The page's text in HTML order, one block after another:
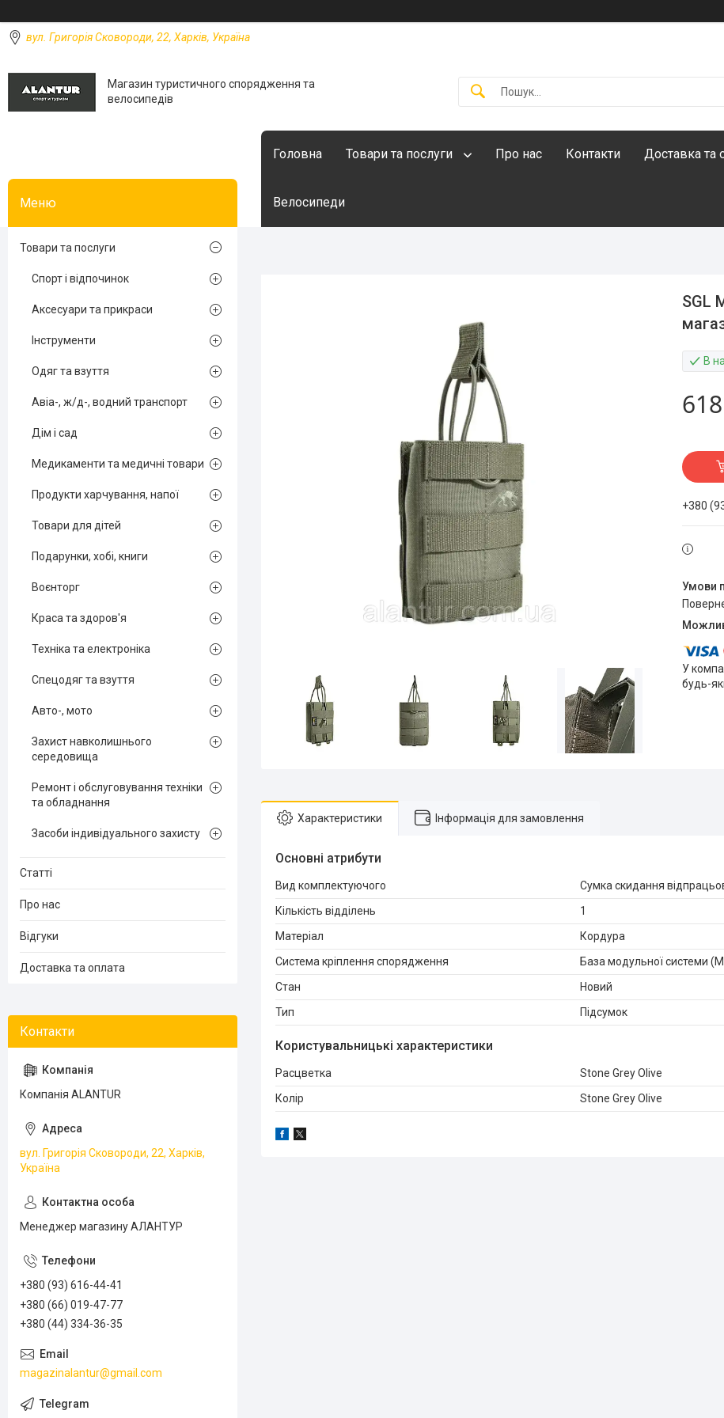
вул. Григорія Сковороди, 22, Харків, Україна
Магазин туристичного спорядження та
велосипедів
Головна Товари та послуги Про нас Контакти Доставка та
Велосипеди
SGL
В
+380
У
будь-
Характеристики Інформація для замовлення
Основні атрибути
Вид комплектуючого
Сумка скидання
Кількість відділень
1
Матеріал
Кордура
Система кріплення спорядження
База модульної системи
Стан
Новий
Тип
Підсумок
Користувальницькі характеристики
Расцветка
Stone Grey Olive
Колір
Stone Grey Olive
Товари та послуги
Спорт і відпочинок
Аксесуари та прикраси
Інструменти
Одяг та взуття
Авіа-, ж/д-, водний транспорт
Дім і сад
Медикаменти та медичні товари
Продукти харчування, напої
Товари для дітей
Подарунки, хобі, книги
Воєнторг
Краса та здоров'я
Техніка та електроніка
Спецодяг та взуття
Авто-, мото
Захист навколишнього
середовища
Ремонт і обслуговування техніки
та обладнання
Засоби індивідуального захисту
Статті
Про нас
Відгуки
Доставка та оплата
Компанія ALANTUR
вул. Григорія Сковороди, 22, Харків,
Україна
Менеджер магазину АЛАНТУР
+380 (93) 616-44-41
+380 (66) 019-47-77
+380 (44) 334-36-35
magazinalantur@gmail.com